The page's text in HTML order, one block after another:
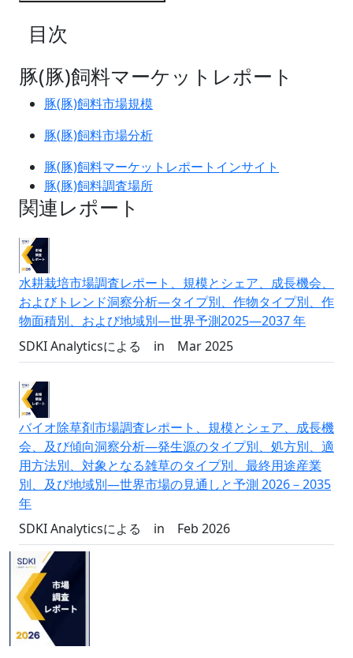
目次
豚(豚)飼料マーケットレポート
豚(豚)飼料市場規模
豚(豚)飼料市場分析
豚(豚)飼料マーケットレポートインサイト
豚(豚)飼料調査場所
関連レポート
水耕栽培市場調査レポート、規模とシェア、成長機会、
およびトレンド洞察分析―タイプ別、作物タイプ別、作
物面積別、および地域別―世界予測2025―2037 年
SDKI Analyticsによる
in Mar 2025
バイオ除草剤市場調査レポート、規模とシェア、成長機
会、及び傾向洞察分析―発生源のタイプ別、処方別、適
用方法別、対象となる雑草のタイプ別、最終用途産業
別、及び地域別―世界市場の見通しと予測 2026－2035
年
SDKI Analyticsによる
in Feb 2026